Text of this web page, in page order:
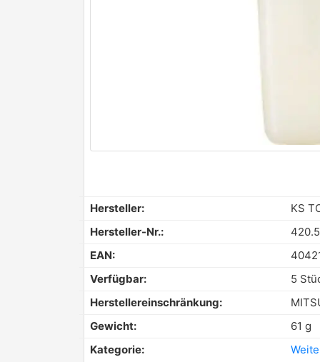
Hersteller:
KS
Hersteller-Nr.:
EAN:
Verfügbar:
5
Herstellereinschränkung:
Gewicht:
61 g
Kategorie: